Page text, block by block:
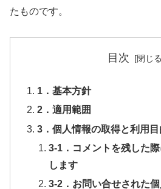
たものです。
目次
1．基本方針
2．適用範囲
3．個人情報の取得と利用目
3-1．コメントを残した
します
3-2．お問い合せされた